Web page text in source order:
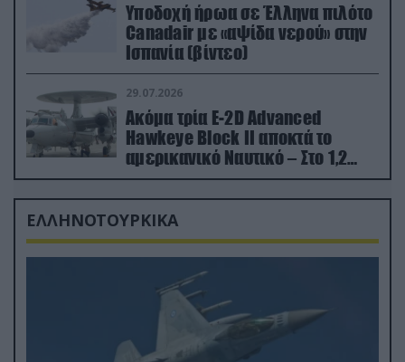
Υποδοχή ήρωα σε Έλληνα πιλότο
Canadair με «αψίδα νερού» στην
Ισπανία (βίντεο)
29.07.2026
Ακόμα τρία E-2D Advanced
Hawkeye Block II αποκτά το
αμερικανικό Ναυτικό – Στο 1,2
δισ.δολάρια το κόστος
ΕΛΛΗΝΟΤΟΥΡΚΙΚΑ